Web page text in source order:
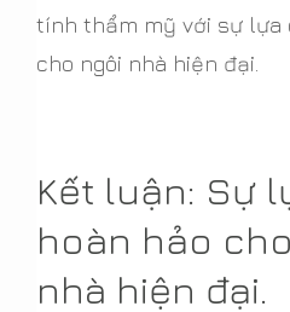
tính thẩm mỹ với sự lựa
cho ngôi nhà hiện đại.
Kết luận: Sự
hoàn hảo
nhà hiện đại.